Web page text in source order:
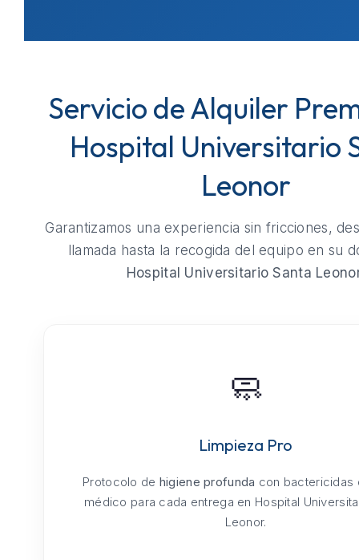
Servicio de Alquiler
Hospital Universitario
Leonor
Garantizamos una experiencia sin fricciones,
llamada hasta la recogida del equipo en su
Hospital Universitario Santa
🧼
Limpieza Pro
Protocolo de higiene profunda con bactericidas
médico para cada entrega en Hospital
Leonor.